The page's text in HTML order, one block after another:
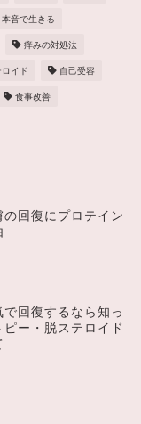
本音で生きる
痒みの対処法
ロイド 自己受容
食事改善
の回復にプロテイン
で回復するなら知っ
ー・脱ステロイド